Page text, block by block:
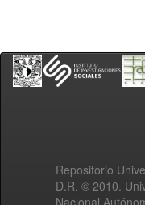
Repositorio
D.R. © 2010.
Nacional